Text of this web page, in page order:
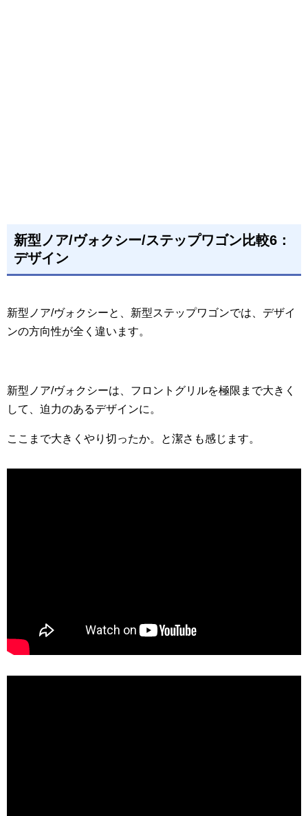
新型ノア/ヴォクシー/ステップワゴン比較6：
デザイン
新型ノア/ヴォクシーと、新型ステップワゴンでは、デザイ
ンの方向性が全く違います。
新型ノア/ヴォクシーは、フロントグリルを極限まで大きく
して、迫力のあるデザインに。
ここまで大きくやり切ったか。と潔さも感じます。